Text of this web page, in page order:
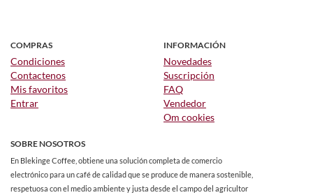
COMPRAS
Condiciones
Contactenos
Mis favoritos
Entrar
INFORMACIÓN
Novedades
Suscripción
FAQ
Vendedor
Om cookies
SOBRE NOSOTROS
En Blekinge Coffee, obtiene una solución completa de comercio
electrónico para un café de calidad que se produce de manera sostenible,
respetuosa con el medio ambiente y justa desde el campo del agricultor